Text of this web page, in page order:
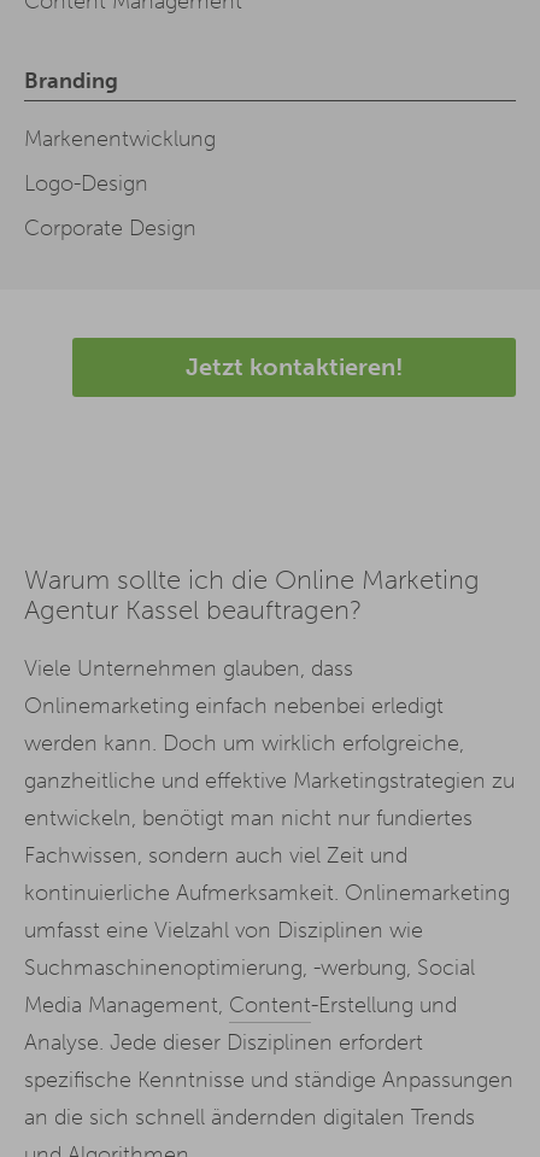
Branding
Markenentwicklung
Logo-Design
Corporate Design
Jetzt kontaktieren!
Warum sollte ich die Online Marketing
Agentur Kassel beauftragen?
Viele Unternehmen glauben, dass
Onlinemarketing einfach nebenbei erledigt
werden kann. Doch um wirklich erfolgreiche,
ganzheitliche und effektive Marketingstrategien zu
entwickeln, benötigt man nicht nur fundiertes
Fachwissen, sondern auch viel Zeit und
kontinuierliche Aufmerksamkeit. Onlinemarketing
umfasst eine Vielzahl von Disziplinen wie
Suchmaschinenoptimierung, -werbung, Social
Media Management, Content-Erstellung und
Analyse. Jede dieser Disziplinen erfordert
spezifische Kenntnisse und ständige Anpassungen
an die sich schnell ändernden digitalen Trends